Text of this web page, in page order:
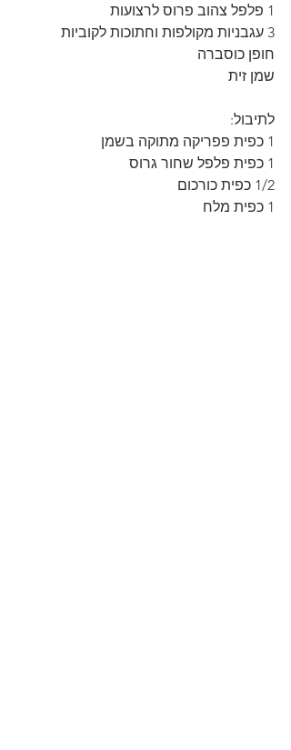
1 פלפל צהוב פרוס לרצועות
3 עגבניות מקולפות וחתוכות לקוביות
חופן כוסברה
שמן זית
לתיבול:
1 כפית פפריקה מתוקה בשמן
1 כפית פלפל שחור גרוס
1/2 כפית כורכום
1 כפית מלח